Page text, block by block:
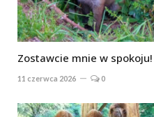
Zostawcie mnie w spokoju!
11 czerwca 2026 0